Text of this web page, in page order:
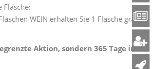
WEIN erhalten Sie 1 Flasche gratis
Aktion, sondern 365 Tage im